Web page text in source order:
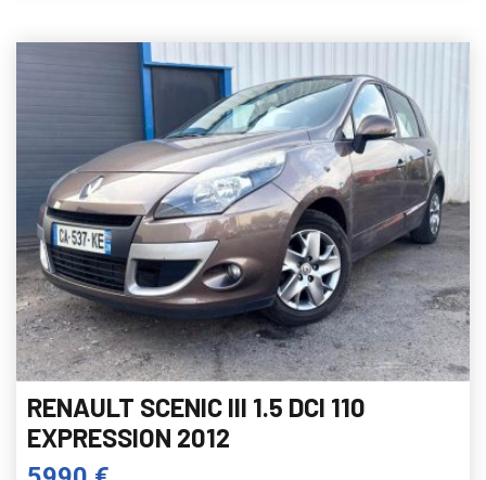
RENAULT SCENIC III 1.5 DCI 110
EXPRESSION 2012